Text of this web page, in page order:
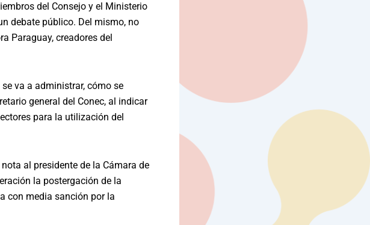
del Consejo y el Ministerio
debate público. Del mismo, no
Paraguay, creadores del
va a administrar, cómo se
general del Conec, al indicar
para la utilización del
al presidente de la Cámara de
la postergación de la
con media sanción por la